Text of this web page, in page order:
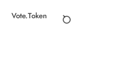
Vote.Token